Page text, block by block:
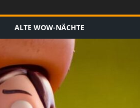
ALTE WOW-NÄCHTE